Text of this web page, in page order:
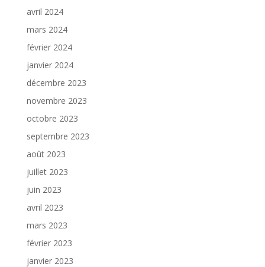
avril 2024
mars 2024
février 2024
janvier 2024
décembre 2023
novembre 2023
octobre 2023
septembre 2023
août 2023
juillet 2023
juin 2023
avril 2023
mars 2023
février 2023
janvier 2023